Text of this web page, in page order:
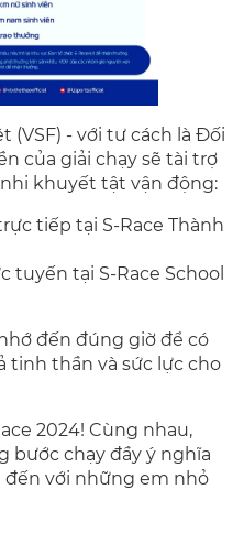
(VSF) - với tư cách là Đối
của giải chạy sẽ tài trợ
khuyết tật vận động:
tiếp tại S-Race Thành
tuyến tại S-Race School
nhớ đến đúng giờ để có
tinh thần và sức lực cho
2024! Cùng nhau,
bước chạy đầy ý nghĩa
với những em nhỏ